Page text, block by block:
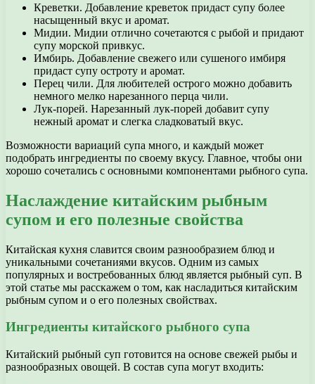
Креветки. Добавление креветок придаст супу более
насыщенный вкус и аромат.
Мидии. Мидии отлично сочетаются с рыбой и придают
супу морской привкус.
Имбирь. Добавление свежего или сушеного имбиря
придаст супу остроту и аромат.
Перец чили. Для любителей острого можно добавить
немного мелко нарезанного перца чили.
Лук-порей. Нарезанный лук-порей добавит супу
нежный аромат и слегка сладковатый вкус.
Возможности вариаций супа много, и каждый может
подобрать ингредиенты по своему вкусу. Главное, чтобы они
хорошо сочетались с основными компонентами рыбного супа.
Наслаждение китайским рыбным
супом и его полезные свойства
Китайская кухня славится своим разнообразием блюд и
уникальными сочетаниями вкусов. Одним из самых
популярных и востребованных блюд является рыбный суп. В
этой статье мы расскажем о том, как насладиться китайским
рыбным супом и о его полезных свойствах.
Ингредиенты китайского рыбного супа
Китайский рыбный суп готовится на основе свежей рыбы и
разнообразных овощей. В состав супа могут входить: